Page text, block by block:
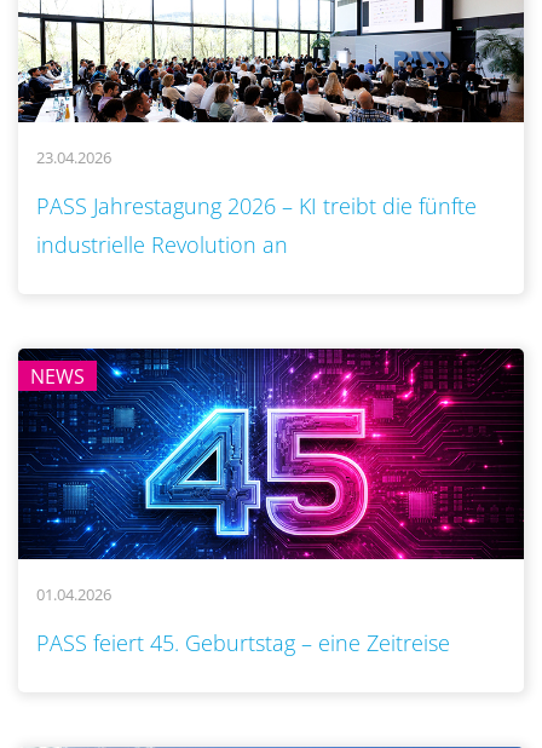
23.04.2026
PASS Jahrestagung 2026 – KI treibt die fünfte
industrielle Revolution an
NEWS
01.04.2026
PASS feiert 45. Geburtstag – eine Zeitreise